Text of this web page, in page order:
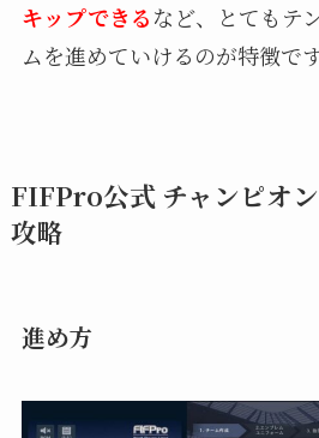
キップできるなど、とてもテ
ムを進めていけるのが特徴です
FIFPro公式 チャンピオ
攻略
進め方